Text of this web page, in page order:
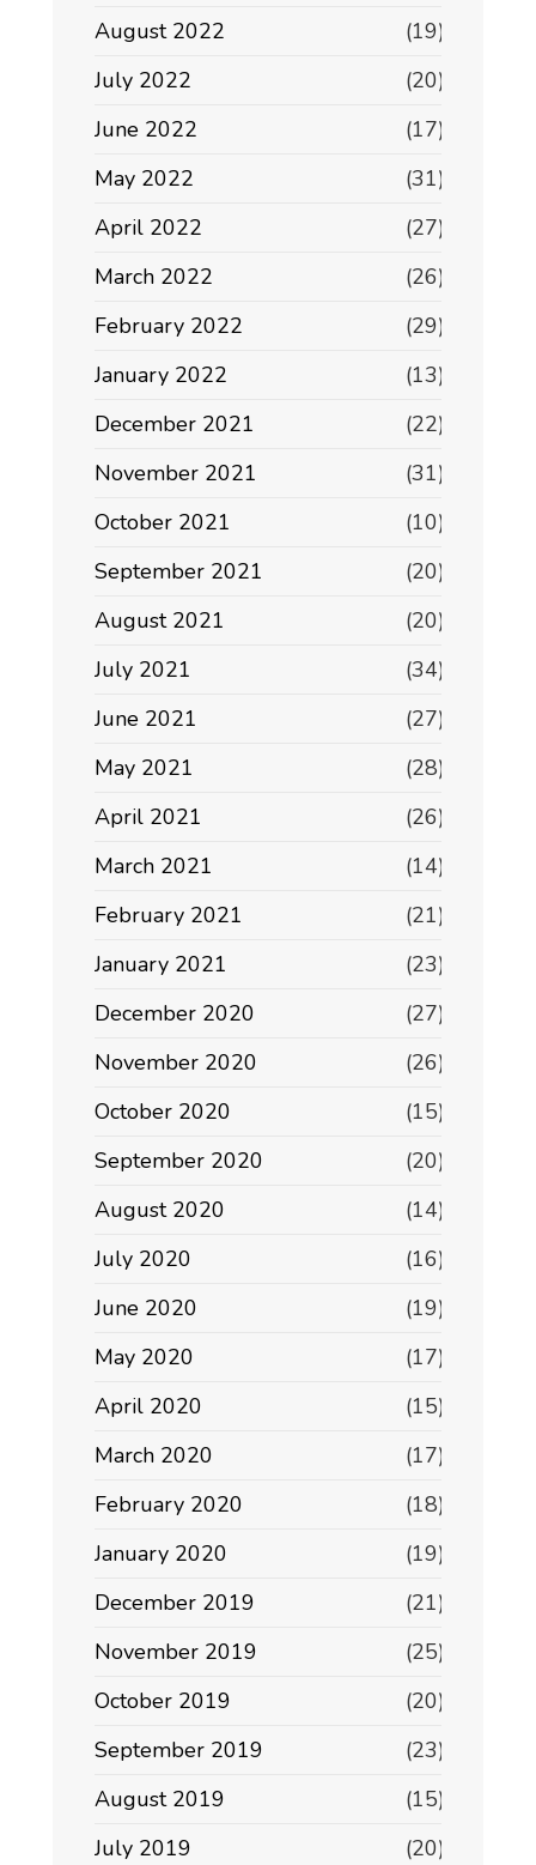
August 2022
(19)
July 2022
(20)
June 2022
(17)
May 2022
(31)
April 2022
(27)
March 2022
(26)
February 2022
(29)
January 2022
(13)
December 2021
(22)
November 2021
(31)
October 2021
(10)
September 2021
(20)
August 2021
(20)
July 2021
(34)
June 2021
(27)
May 2021
(28)
April 2021
(26)
March 2021
(14)
February 2021
(21)
January 2021
(23)
December 2020
(27)
November 2020
(26)
October 2020
(15)
September 2020
(20)
August 2020
(14)
July 2020
(16)
June 2020
(19)
May 2020
(17)
April 2020
(15)
March 2020
(17)
February 2020
(18)
January 2020
(19)
December 2019
(21)
November 2019
(25)
October 2019
(20)
September 2019
(23)
August 2019
(15)
July 2019
(20)